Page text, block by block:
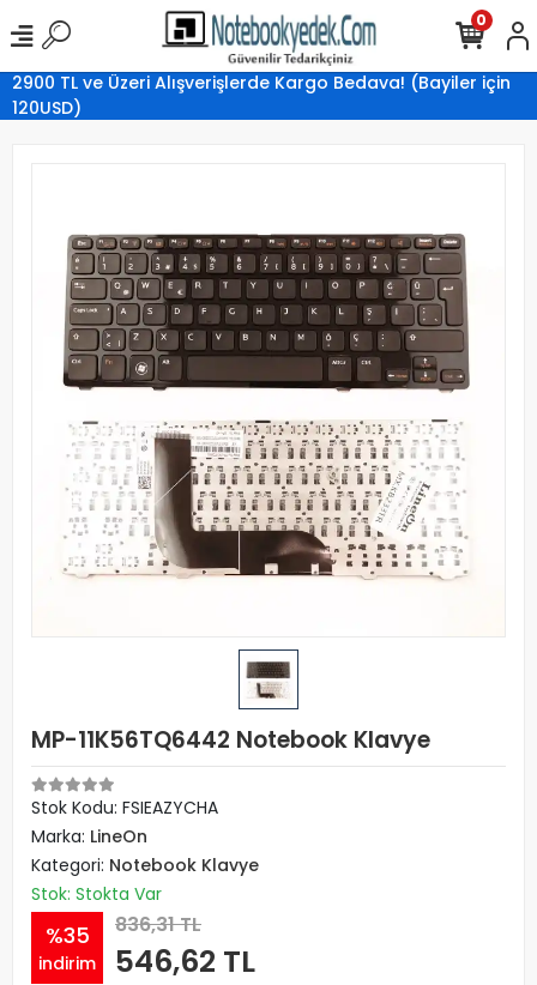
2900 TL ve Üzeri Alışverişlerde Kargo Bedava! (Bayiler için
120USD)
0
MP-11K56TQ6442 Notebook Klavye
Stok Kodu: FSIEAZYCHA
Marka: LineOn
Kategori: Notebook Klavye
Stok: Stokta Var
%35
indirim
836,31 TL
546,62 TL